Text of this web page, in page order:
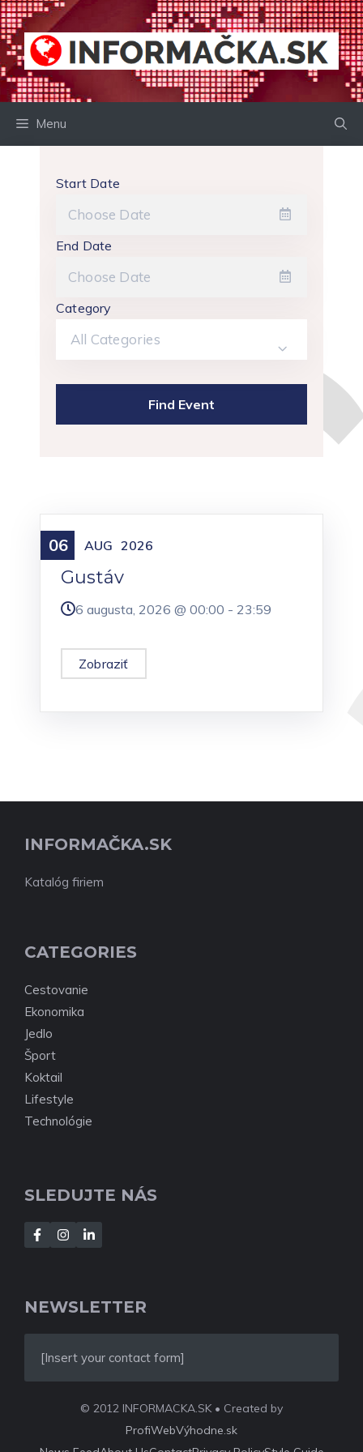
Preskočiť
na
obsah
Menu
Start Date
End Date
Category
All Categories
06 AUG 2026
Meniny
Gustáv
6 augusta, 2026 @ 00:00 - 23:59
Zobraziť
INFORMAČKA.SK
Katalóg firiem
CATEGORIES
Cestovanie
Ekonomika
Jedlo
Šport
Koktail
Lifestyle
Technológie
SLEDUJTE NÁS
NEWSLETTER
[Insert your contact form]
© 2012 INFORMACKA.SK • Created by
ProfiWebVýhodne.sk